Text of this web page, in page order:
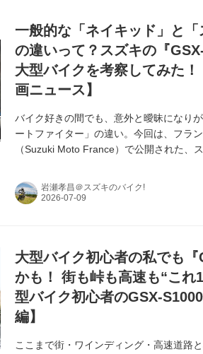
一般的な「ネイキッド」と「
の違いって？スズキの『
大型バイクを考察してみた
画ニュース】
バイク好きの間でも、意外と曖昧になり
ートファイター」の違い。今回は、フラ
（Suzuki Moto France）で公開された、
岩瀬孝昌＠スズキのバイク!
大型バイク初心者の私でも
かも！ 街も峠も高速も“これ
型バイク初心者のGSX-
編】
ここまで街・ワインディング・高速道路